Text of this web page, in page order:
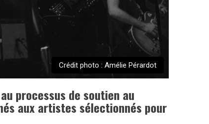
Crédit photo : Amélie Pérardot
processus de soutien au
aux artistes sélectionnés pour